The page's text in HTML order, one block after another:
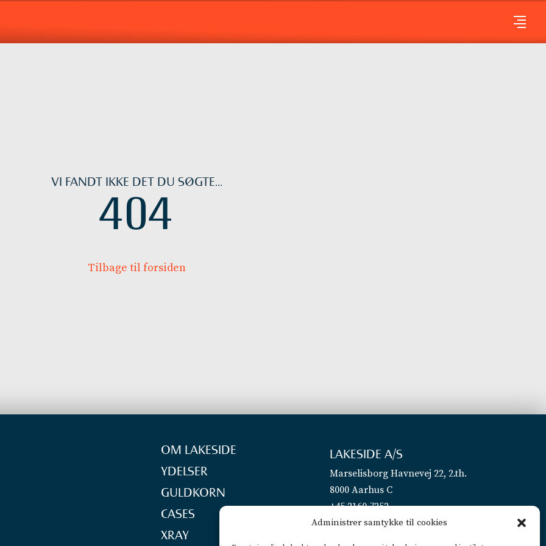
Administrer samtykke til cookies
VI FANDT IKKE DET DU SØGTE...
404
Tilbage til forsiden
OM LAKESIDE
YDELSER
GULDKORN
CASES
XRAY
LAKESIDE A/S
Marselisborg Havnevej 22, 2.th.
8000 Aarhus C
+45 2160 7252
info@lakeside.dk